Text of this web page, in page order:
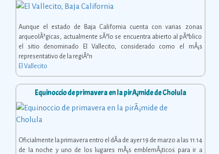
Aunque el estado de Baja California cuenta con varias zonas
arqueolÃ³gicas, actualmente sÃ³lo se encuentra abierto al pÃºblico
el sitio denominado El Vallecito, considerado como el mÃ¡s
representativo de la regiÃ³n
El Vallecito
Equinoccio de primavera en la pirÃ¡mide de Cholula
Oficialmente la primavera entro el dÃ­a de ayer 19 de marzo a las 11:14
de la noche y uno de los lugares mÃ¡s emblemÃ¡ticos para ir a